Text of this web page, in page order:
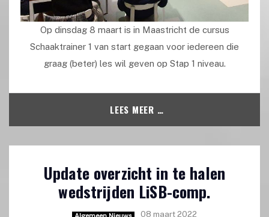
Op dinsdag 8 maart is in Maastricht de cursus
Schaaktrainer 1 van start gegaan voor iedereen die
graag (beter) les wil geven op Stap 1 niveau.
LEES MEER …
Update overzicht in te halen
wedstrijden LiSB-comp.
08 maart 2022